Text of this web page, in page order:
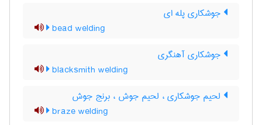
جوشکاری پله ای
bead welding
جوشکاری آهنگری
blacksmith welding
لحیم جوشکاری ، لحیم جوش ، برنج جوش
braze welding